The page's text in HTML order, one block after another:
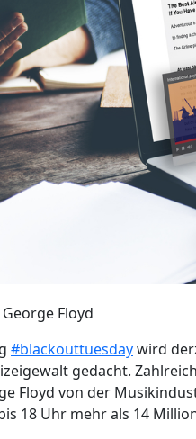
Floyd
#blackouttuesdaywird
gedacht.
Floyd von der
18 Uhr mehr als 14